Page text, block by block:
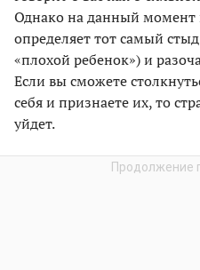
Однако на данный момент
определяет тот самый
«плохой ребенок») и
Если вы сможете
себя и признаете их, то
уйдет.